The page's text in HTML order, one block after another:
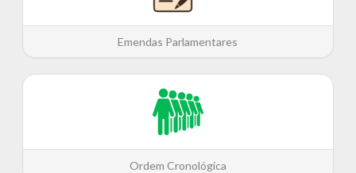
Emendas Parlamentares
Ordem Cronológica